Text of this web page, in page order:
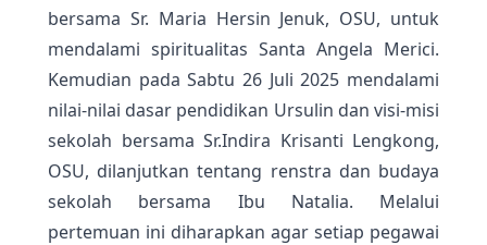
bersama Sr. Maria Hersin Jenuk, OSU, untuk
mendalami spiritualitas Santa Angela Merici.
Kemudian pada Sabtu 26 Juli 2025 mendalami
nilai-nilai dasar pendidikan Ursulin dan visi-misi
sekolah bersama Sr.Indira Krisanti Lengkong,
OSU, dilanjutkan tentang renstra dan budaya
sekolah bersama Ibu Natalia. Melalui
pertemuan ini diharapkan agar setiap pegawai